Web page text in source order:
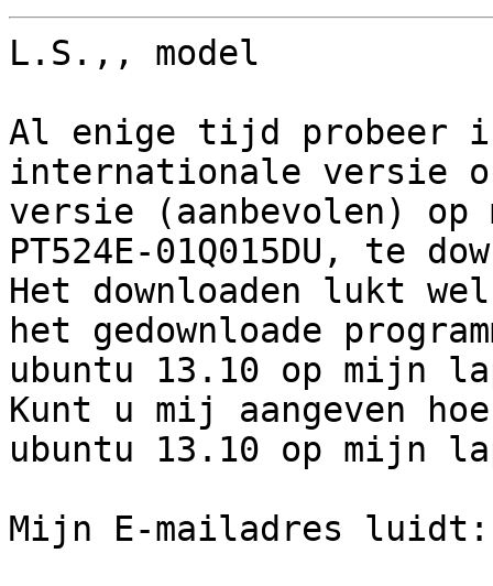
L.S.,, model
Al enige tijd probeer
internationale versie
versie (aanbevolen)
PT524E-01Q015DU, te
Het downloaden lukt
het gedownloade
ubuntu 13.10 op mijn
Kunt u mij aangeven
ubuntu 13.10 op mijn
Mijn E-mailadres